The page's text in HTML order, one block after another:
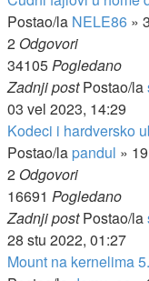
Postao/la NELE86 »
2 Odgovori
34105Pogledano
Zadnji postPostao/la
03 vel 2023, 14:29
Kodeci i hardversko
Postao/la pandul »
2 Odgovori
16691 Pogledano
Zadnji postPostao/la
28 stu 2022, 01:27
Mount na kernelima